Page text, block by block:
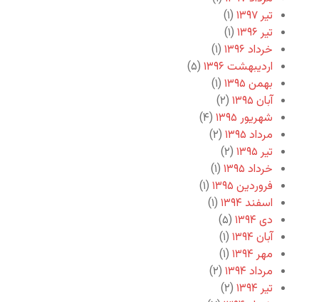
تیر ۱۳۹۷
(۱)
تیر ۱۳۹۶
(۱)
خرداد ۱۳۹۶
(۱)
اردیبهشت ۱۳۹۶
(۵)
بهمن ۱۳۹۵
(۱)
آبان ۱۳۹۵
(۲)
شهریور ۱۳۹۵
(۴)
مرداد ۱۳۹۵
(۲)
تیر ۱۳۹۵
(۲)
خرداد ۱۳۹۵
(۱)
فروردین ۱۳۹۵
(۱)
اسفند ۱۳۹۴
(۱)
دی ۱۳۹۴
(۵)
آبان ۱۳۹۴
(۱)
مهر ۱۳۹۴
(۱)
مرداد ۱۳۹۴
(۲)
تیر ۱۳۹۴
(۲)